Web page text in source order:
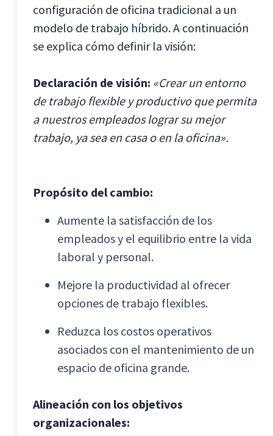
configuración de oficina tradicional a un
modelo de trabajo híbrido. A continuación
se explica cómo definir la visión:
Declaración de visión: «Crear un entorno
de trabajo flexible y productivo que permita
a nuestros empleados lograr su mejor
trabajo, ya sea en casa o en la oficina».
Propósito del cambio:
Aumente la satisfacción de los
empleados y el equilibrio entre la vida
laboral y personal.
Mejore la productividad al ofrecer
opciones de trabajo flexibles.
Reduzca los costos operativos
asociados con el mantenimiento de un
espacio de oficina grande.
Alineación con los objetivos
organizacionales: